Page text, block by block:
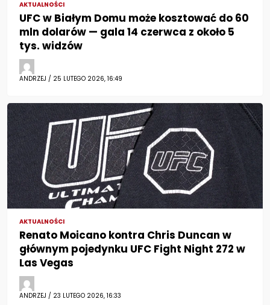
AKTUALNOŚCI
UFC w Białym Domu może kosztować do 60
mln dolarów — gala 14 czerwca z około 5
tys. widzów
ANDRZEJ / 25 LUTEGO 2026, 16:49
AKTUALNOŚCI
Renato Moicano kontra Chris Duncan w
głównym pojedynku UFC Fight Night 272 w
Las Vegas
ANDRZEJ / 23 LUTEGO 2026, 16:33